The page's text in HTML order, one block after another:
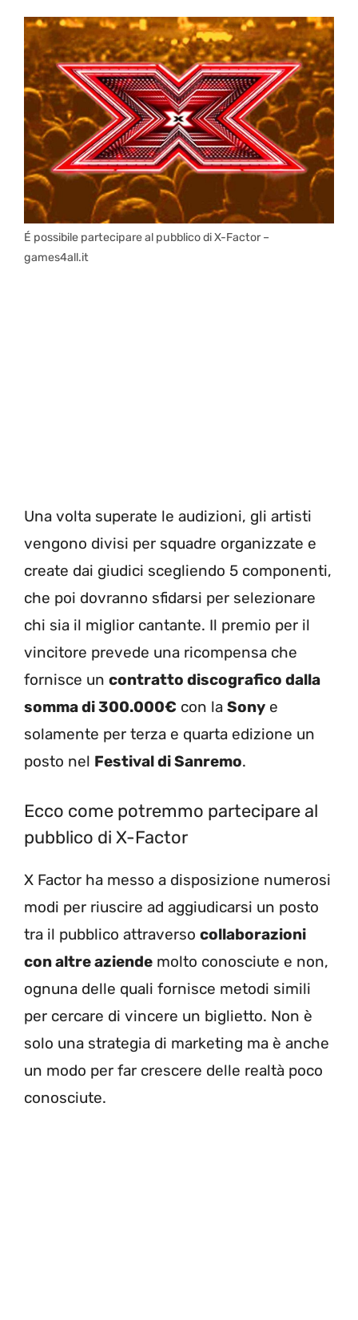
É possibile partecipare al pubblico di X-Factor –
games4all.it
Una volta superate le audizioni, gli artisti
vengono divisi per squadre organizzate e
create dai giudici scegliendo 5 componenti,
che poi dovranno sfidarsi per selezionare
chi sia il miglior cantante. Il premio per il
vincitore prevede una ricompensa che
fornisce un contratto discografico dalla
somma di 300.000€ con la Sony e
solamente per terza e quarta edizione un
posto nel Festival di Sanremo.
Ecco come potremmo partecipare al
pubblico di X-Factor
X Factor ha messo a disposizione numerosi
modi per riuscire ad aggiudicarsi un posto
tra il pubblico attraverso collaborazioni
con altre aziende molto conosciute e non,
ognuna delle quali fornisce metodi simili
per cercare di vincere un biglietto. Non è
solo una strategia di marketing ma è anche
un modo per far crescere delle realtà poco
conosciute.